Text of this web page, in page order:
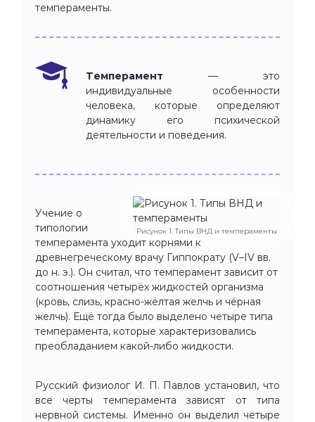
темпераменты.
Темперамент — это
индивидуальные особенности
человека, которые определяют
динамику его психической
деятельности и поведения.
Рисунок 1. Типы ВНД и темпераменты
Учение о
типологии
темперамента уходит корнями к
древнегреческому врачу Гиппократу (V–IV вв.
до н. э.). Он считал, что темперамент зависит от
соотношения четырёх жидкостей организма
(кровь, слизь, красно-жёлтая желчь и чёрная
желчь). Ещё тогда было выделено четыре типа
темперамента, которые характеризовались
преобладанием какой-либо жидкости.
Русский физиолог И. П. Павлов установил, что
все черты темперамента зависят от типа
нервной системы. Именно он выделил четыре